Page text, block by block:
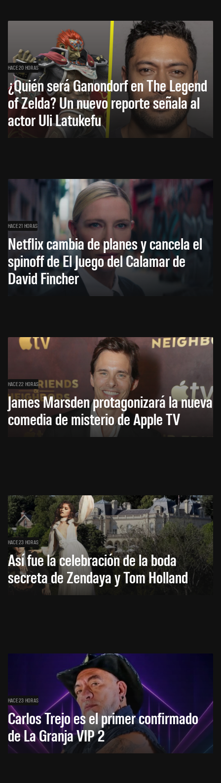
HACE 20 HORAS
¿Quién será Ganondorf en The Legend
of Zelda? Un nuevo reporte señala al
actor Uli Latukefu
HACE 21 HORAS
Netflix cambia de planes y cancela el
spinoff de El Juego del Calamar de
David Fincher
HACE 22 HORAS
James Marsden protagonizará la nueva
comedia de misterio de Apple TV
HACE 23 HORAS
Así fue la celebración de la boda
secreta de Zendaya y Tom Holland
HACE 23 HORAS
Carlos Trejo es el primer confirmado
de La Granja VIP 2